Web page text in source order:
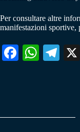
Per consultare altre
manifestazioni sportive,
Fa W
pp
Te
m